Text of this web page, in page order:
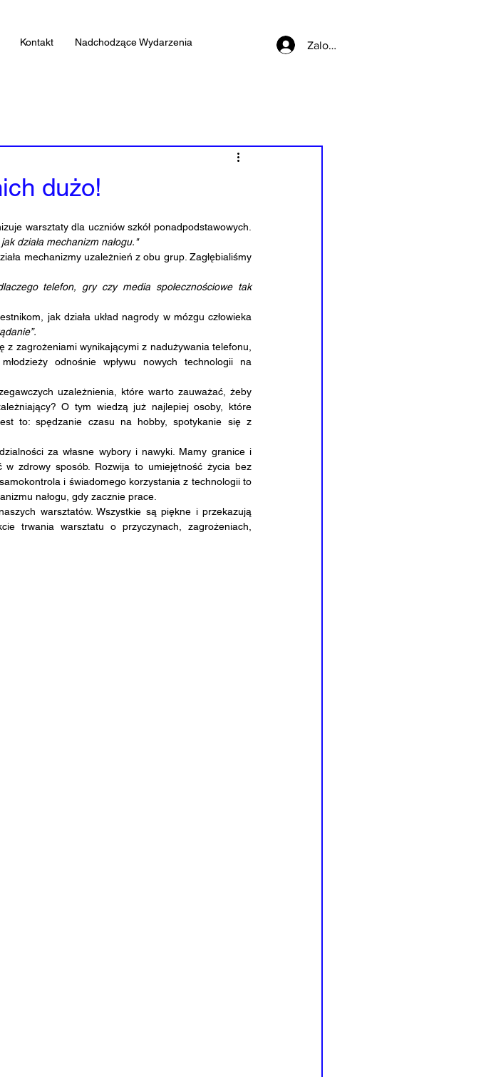
Kontakt Nadchodzące Wydarzenia Zaloguj się
dużo!
warsztaty dla uczniów szkół ponadpodstawowych.
działa mechanizm nałogu."
mechanizmy uzależnień z obu grup. Zagłębialiśmy
telefon, gry czy media społecznościowe tak
jak działa układ nagrody w mózgu człowieka
zagrożeniami wynikającymi z nadużywania telefonu,
odnośnie wpływu nowych technologii na
uzależnienia, które warto zauważać, żeby
O tym wiedzą już najlepiej osoby, które
to: spędzanie czasu na hobby, spotykanie się z
za własne wybory i nawyki. Mamy granice i
zdrowy sposób. Rozwija to umiejętność życia bez
i świadomego korzystania z technologii to
nałogu, gdy zacznie prace.
warsztatów. Wszystkie są piękne i przekazują
trwania warsztatu o przyczynach, zagrożeniach,